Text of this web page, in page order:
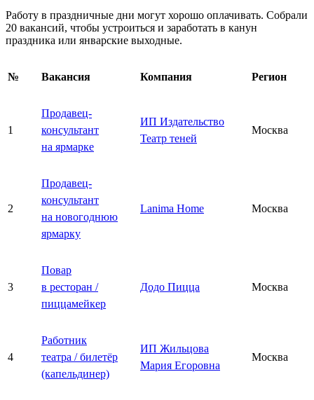
Работу в праздничные дни могут хорошо оплачивать. Собрали
20 вакансий, чтобы устроиться и заработать в канун
праздника или январские выходные.
№ Вакансия Компания Регион
1
Продавец-
консультант
на ярмарке
ИП Издательство
Театр теней
Москва
2
Продавец-
консультант
на новогоднюю
ярмарку
Lanima Home Москва
3
Повар
в ресторан /
пиццамейкер
Додо Пицца Москва
4
Работник
театра / билетёр
(капельдинер)
ИП Жильцова
Мария Егоровна
Москва